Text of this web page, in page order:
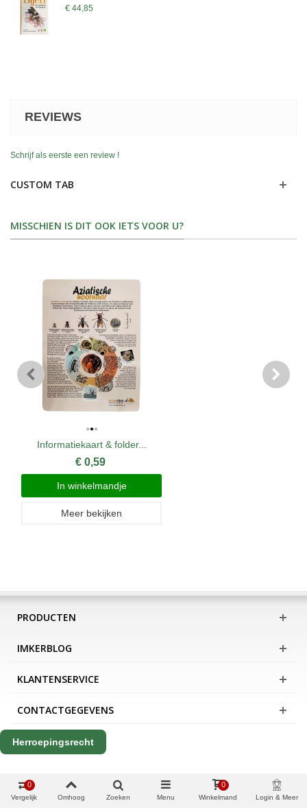
€ 44,85
REVIEWS
Schrijf als eerste een review !
CUSTOM TAB
MISSCHIEN IS DIT OOK IETS VOOR U?
Informatiekaart & folder...
€ 0,59
In winkelmandje
Meer bekijken
PRODUCTEN
IMKERBLOG
KLANTENSERVICE
CONTACTGEGEVENS
Herroepingsrecht
Vergelijk
0
Omhoog Zoeken Menu Winkelmand
0
Login & Meer